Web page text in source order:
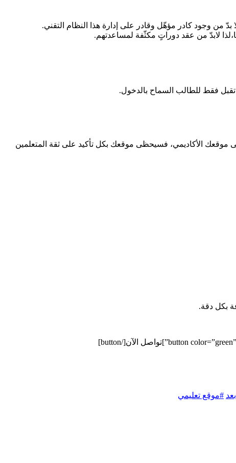
بدّ من وجود كادر مؤهّل وقادر على إدارة هذا النظام التقني.
لابدّ من عقد دوراتٍ مكثّفة لمساعدتهم.
موقعك الأكاديمي، فسيحظى موقعك بكل تأكيد على ثقة المتعلمين
بكل دقة.
#موقع تعليمي